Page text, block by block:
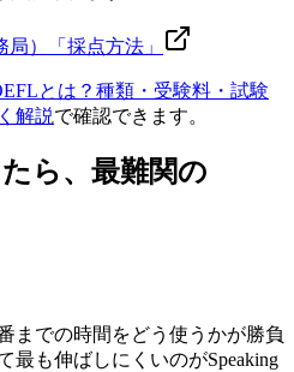
）「採点方法」
とは？種類・受験料・試験
解説で確認できます。
ら、最難関の
までの時間をどう使うかが勝負
最も伸ばしにくいのがSpeaking